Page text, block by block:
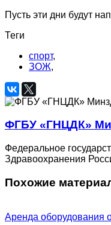
Пусть эти дни будут
Теги
спорт,
ЗОЖ,
ФГБУ «ГНЦДК»
Федеральное
Здравоохранения
Похожие
Аренда оборудования